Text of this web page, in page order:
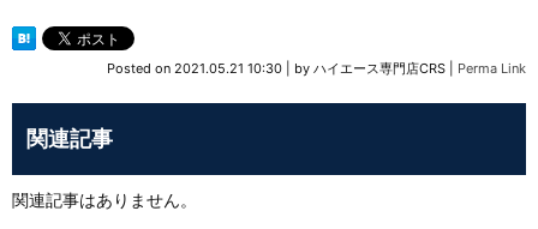
Posted on 2021.05.21 10:30 by ハイエース専門店CRS Perma Link
関連記事
関連記事はありません。